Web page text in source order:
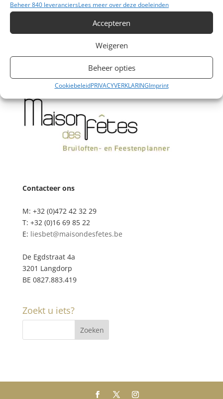
Beheer 840 leveranciersLees meer over deze doeleinden
Accepteren
Weigeren
Beheer opties
CookiebeleidPRIVACYVERKLARINGImprint
Zo creëer je het perfecte sprookjesfeest!
Recente reacties
Contacteer ons
M: +32 (0)472 42 32 29
T: +32 (0)16 69 85 22
E: liesbet@maisondesfetes.be
De Egdstraat 4a
3201 Langdorp
BE 0827.883.419
Zoekt u iets?